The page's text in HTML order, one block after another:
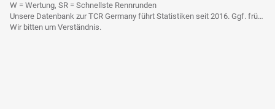
W = Wertung, SR = Schnellste Rennrunden
Unsere Datenbank zur TCR Germany führt Statistiken seit 2016. Ggf. frühere Daten sind derzeit noch nicht berücksichtigt.
Wir bitten um Verständnis.